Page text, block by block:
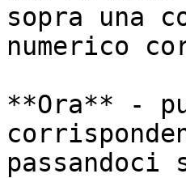
sopra una
numerico
**Ora** -